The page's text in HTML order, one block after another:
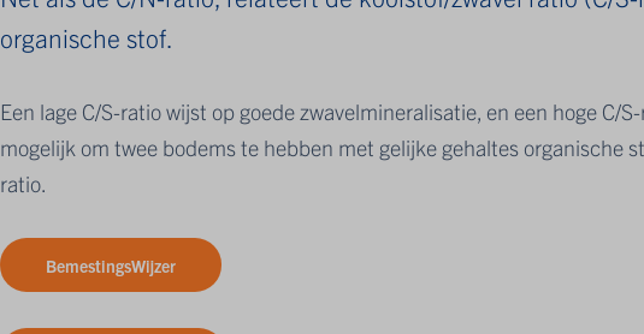
organische stof.
Een lage C/S-ratio wijst op goede zwavelmineralisatie, en een hoge C/
mogelijk om twee bodems te hebben met gelijke gehaltes organische
ratio.
BemestingsWijzer